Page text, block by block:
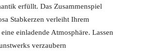
erfüllt. Das Zusammenspiel
Stabkerzen verleiht Ihrem
einladende Atmosphäre. Lassen
verzaubern